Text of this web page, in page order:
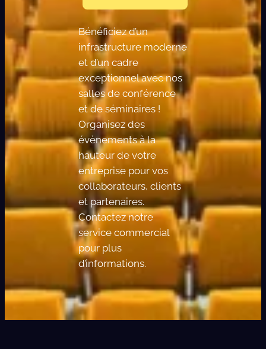
Bénéficiez d’un
infrastructure moderne
et d’un cadre
exceptionnel avec nos
salles de conférence
et de séminaires !
Organisez des
évènements à la
hauteur de votre
entreprise pour vos
collaborateurs, clients
et partenaires.
Contactez notre
service commercial
pour plus
d’informations.